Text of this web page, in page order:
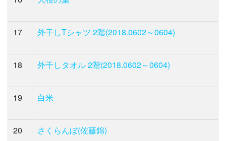
17 外干しTシャツ 2階(2018.0602～0604)
18 外干しタオル 2階(2018.0602～0604)
19 白米
20 さくらんぼ(佐藤錦)